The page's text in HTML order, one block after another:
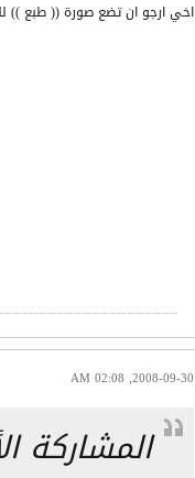
اخي ارجو ان تضع صورة (( طبع ))
2008-09-30, 02:08 AM
المشاركة